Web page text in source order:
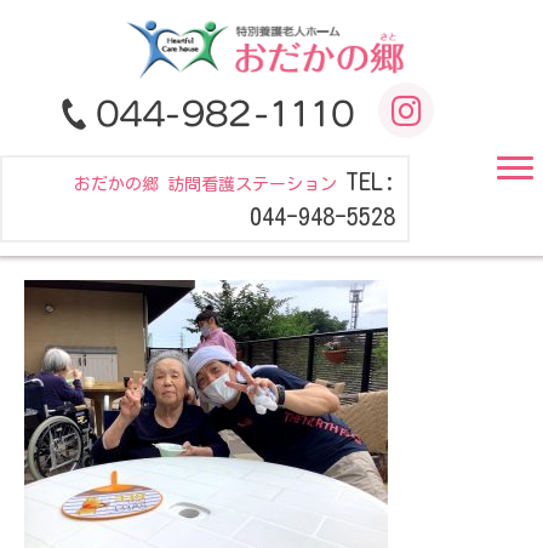
おだかの郷 訪問看護ステーション TEL:
044-948-5528